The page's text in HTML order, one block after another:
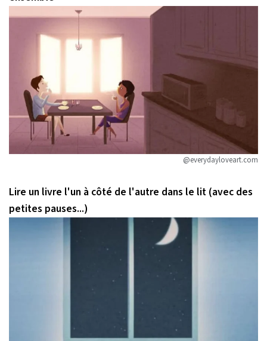
@everydayloveart.com
Lire un livre l'un à côté de l'autre dans le lit (avec des
petites pauses...)